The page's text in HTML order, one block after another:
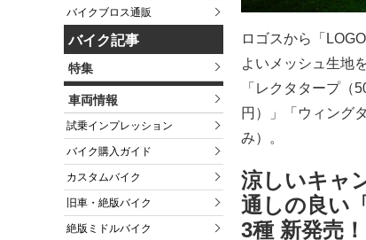
バイクブロス通販
バイク記事
特集
車両情報
試乗インプレッション
バイク購入ガイド
カスタムバイク
旧車・絶版バイク
絶版ミドルバイク
ロゴスから「
よいメッシュ生地
「レクタタープ（
円）」「ウィング
み）。
涼しいキャ
通しの良い
3種 新発売！